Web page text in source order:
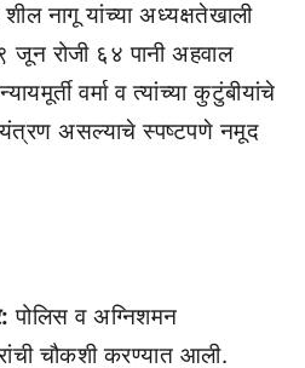
नागू यांच्या अध्यक्षतेखाली
रोजी ६४ पानी अहवाल
वर्मा व त्यांच्या कुटुंबीयांचे
असल्याचे स्पष्टपणे नमूद
पोलिस व अग्निशमन
चौकशी करण्यात आली.